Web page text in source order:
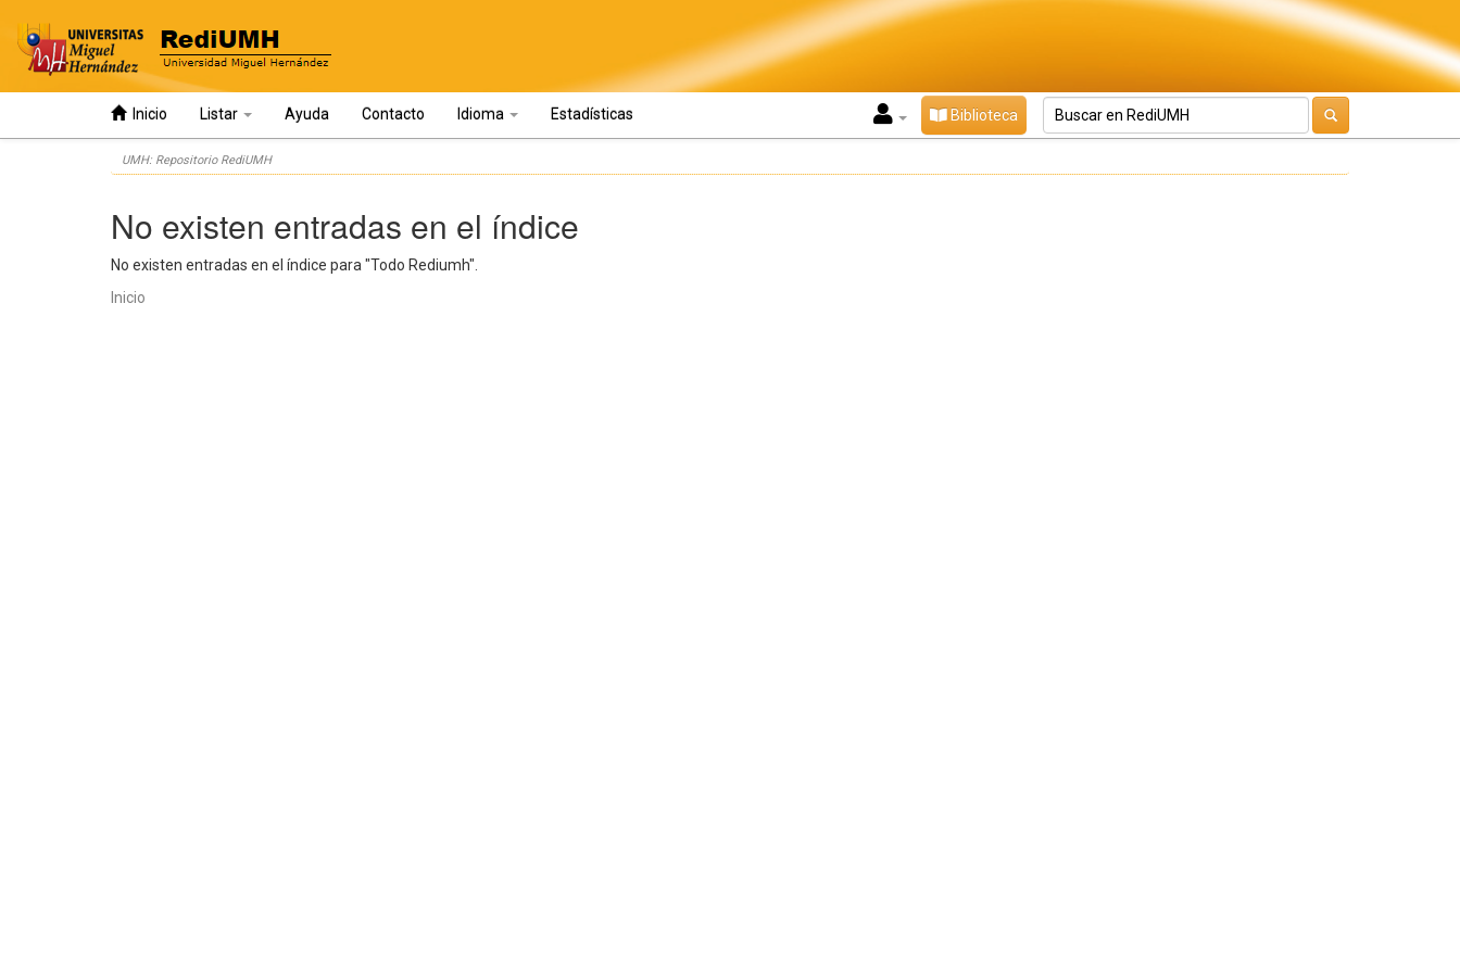
Inicio Listar Ayuda Contacto Idioma Estadísticas Biblioteca
UMH: Repositorio RediUMH
No existen entradas en el índice
No existen entradas en el índice para "Todo Rediumh".
Inicio